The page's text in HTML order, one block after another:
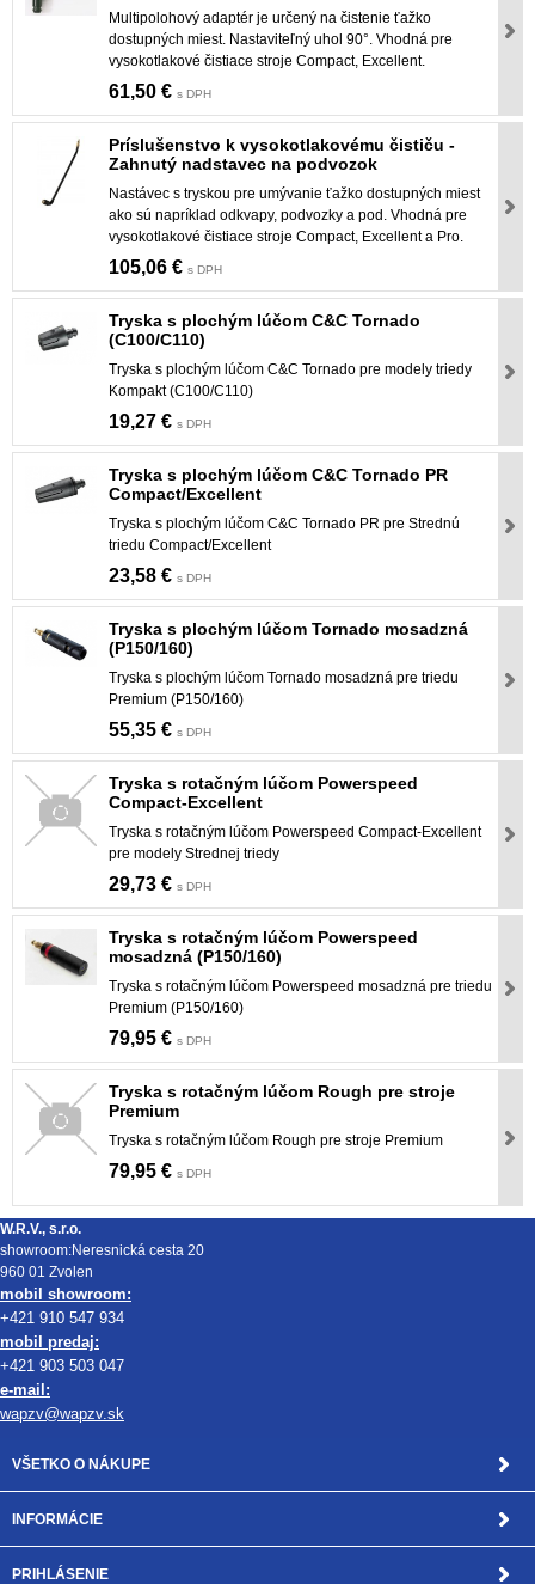
Multipolohový adaptér je určený na čistenie ťažko
dostupných miest. Nastaviteľný uhol 90°. Vhodná pre
vysokotlakové čistiace stroje Compact, Excellent.
61,50 € s DPH
Príslušenstvo k vysokotlakovému čističu -
Zahnutý nadstavec na podvozok
Nastávec s tryskou pre umývanie ťažko dostupných miest
ako sú napríklad odkvapy, podvozky a pod. Vhodná pre
vysokotlakové čistiace stroje Compact, Excellent a Pro.
105,06 € s DPH
Tryska s plochým lúčom C&C Tornado
(C100/C110)
Tryska s plochým lúčom C&C Tornado pre modely triedy
Kompakt (C100/C110)
19,27 € s DPH
Tryska s plochým lúčom C&C Tornado PR
Compact/Excellent
Tryska s plochým lúčom C&C Tornado PR pre Strednú
triedu Compact/Excellent
23,58 € s DPH
Tryska s plochým lúčom Tornado mosadzná
(P150/160)
Tryska s plochým lúčom Tornado mosadzná pre triedu
Premium (P150/160)
55,35 € s DPH
Tryska s rotačným lúčom Powerspeed
Compact-Excellent
Tryska s rotačným lúčom Powerspeed Compact-Excellent
pre modely Strednej triedy
29,73 € s DPH
Tryska s rotačným lúčom Powerspeed
mosadzná (P150/160)
Tryska s rotačným lúčom Powerspeed mosadzná pre triedu
Premium (P150/160)
79,95 € s DPH
Tryska s rotačným lúčom Rough pre stroje
Premium
Tryska s rotačným lúčom Rough pre stroje Premium
79,95 € s DPH
W.R.V., s.r.o.
showroom:Neresnická cesta 20
960 01 Zvolen
mobil showroom:
+421 910 547 934
mobil predaj:
+421 903 503 047
e-mail:
wapzv@wapzv.sk
VŠETKO O NÁKUPE
INFORMÁCIE
PRIHLÁSENIE